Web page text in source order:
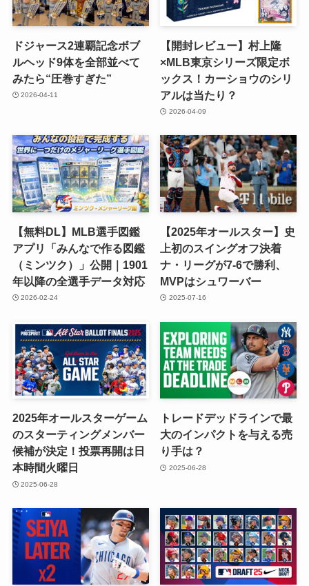
ドジャース2連覇記念ボブ
ルヘッド9体を全部並べて
みたら“圧巻すぎた”
2026-04-11
【開封レビュー】村上隆
×MLB東京シリーズ限定ボ
ックス！カーショウのシリ
アルは当たり？
2026-04-09
【無料DL】MLB選手図鑑
アプリ「みんなで作る図鑑
（ミンツク）」公開｜1901
年以降の全選手データ対応
2026-02-24
【2025年オールスター】史
上初のスイングオフ決着
ナ・リーグが7-6で勝利、
MVPはシュワーバー
2025-07-16
2025年オールスターゲーム
のスターティングメンバー
候補が決定！投票再開は日
本時間火曜日
2025-06-28
トレードデッドラインで最
大のインパクトを与える売
り手は？
2025-06-28